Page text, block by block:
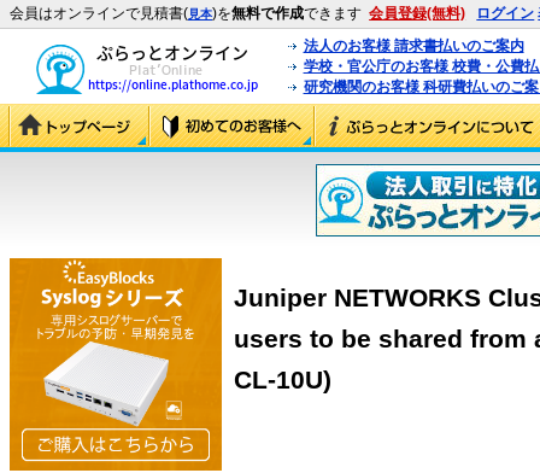
会員はオンラインで見積書(見本)を無料で作成できます 会員登録(無料) ログイン
法人のお客様 請求書払いのご案内
学校・官公庁のお客様 校費・公費
研究機関のお客様 科研費払いのご
Juniper NETWORKS
users to be shared from
CL-10U)